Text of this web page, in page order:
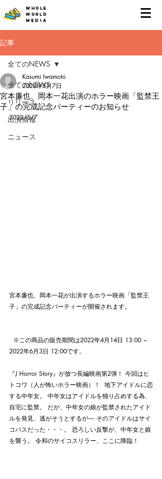
WHOLE
MEDIA
WORLD
記事
全てのNEWS
リリース
出演情報
ニュース
全てのNEWS
宮本廉也、岡本一花出演のホラー映画「監禁王
子」の完成記念パーティーのお知らせ
Kasumi Iwamoto
2022年5月7日
2022/5/7
宮本廉也、岡本一花が出演するホラー映画「監禁王
子」の完成記念パーティーが開催されます。
2022年6月3日 12:00です。
『J Horror Story』が放つ長編映画第2弾！ 今回はヒ
トコワ（人が怖いホラー映画）！  地下アイドルに恋
する中年女。 中年女はアイドルを独り占めする為、
自宅に監禁。 だが、中年女の娘が監禁されたアイド
ルを発見、逃がそうとするが― そのアイドルはサイ
コパスだった・・・。 恐ろしい反撃が、中年女と娘
を襲う。 令和のサイコスリラー、ここに降臨！